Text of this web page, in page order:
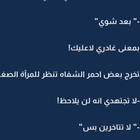
-" بعد شوي"
بمعنى غادري لاعليك!
تخرج بعض احمر الشفاه تنظر للمرآة
-لا تجتهدي انه لن يلاحظ!
-" لا تتاخرين بس"